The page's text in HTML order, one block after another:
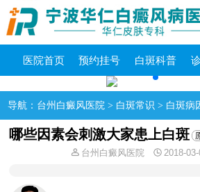
医院首页 预约挂号 白斑科普
导航： 台州白癜风医院 > 白斑常识 > 白斑病
哪些因素会刺激大家患上白斑
台州白癜风医院 2018-